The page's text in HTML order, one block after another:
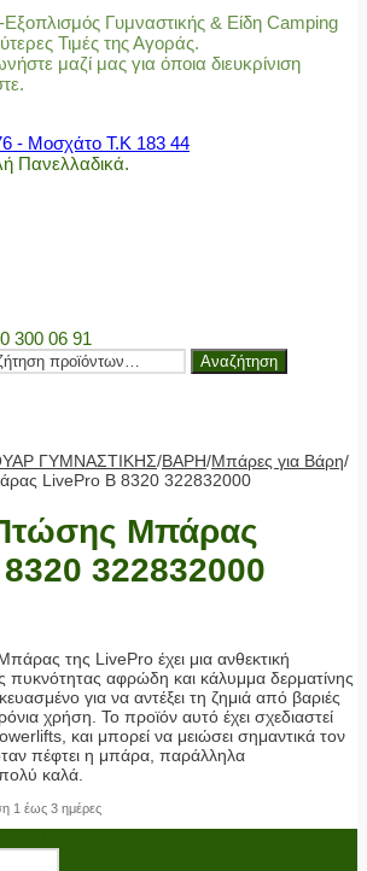
Γυμναστικής & Είδη Camping
Τιμές της Αγοράς.
μαζί μας για όποια διευκρίνιση
- Μοσχάτο Τ.Κ 183 44
Πανελλαδικά.
300 06 91
Αναζήτηση
ΓΥΜΝΑΣΤΙΚΗΣ/ΒΑΡΗ/Μπάρες για Βάρη/
LivePro Β 8320 322832000
Μπάρας
322832000
της LivePro έχει μια ανθεκτική
πυκνότητας αφρώδη και κάλυμμα δερματίνης
για να αντέξει τη ζημιά από βαριές
χρήση. Το προϊόν αυτό έχει σχεδιαστεί
και μπορεί να μειώσει σημαντικά τον
πέφτει η μπάρα, παράλληλα
καλά.
1 έως 3 ημέρες